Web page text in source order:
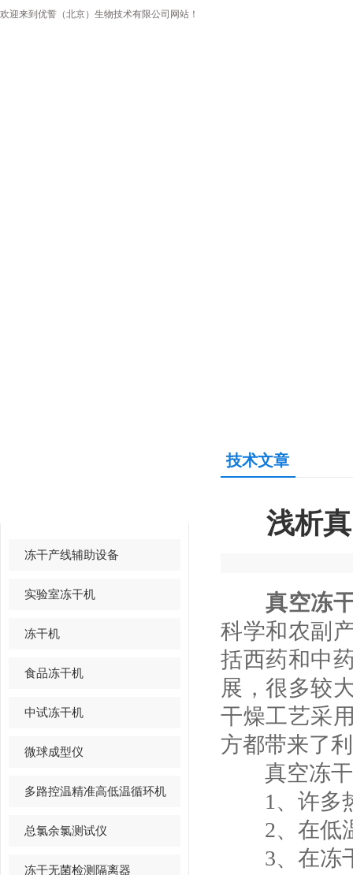
欢迎来到优誓（北京）生物技术有限公司网站！
冻干产线辅助设备
实验室冻干机
冻干机
食品冻干机
中试冻干机
微球成型仪
多路控温精准高低温循环机
总氯余氯测试仪
冻干无菌检测隔离器
技术文章
浅析
真空冻
科学和农副
括西药和中
展，很多较
干燥工艺采
方都带来了
真空冻干
1、许多热
2、在低温
3、在冻干